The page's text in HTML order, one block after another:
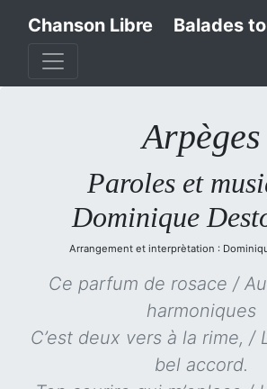
Chanson Libre Balades
Arpèges
Paroles et
Dominique
Arrangement et interprètation :
Ce parfum de rosace /
harmoniques
C’est deux vers à la rime, /
bel accord.